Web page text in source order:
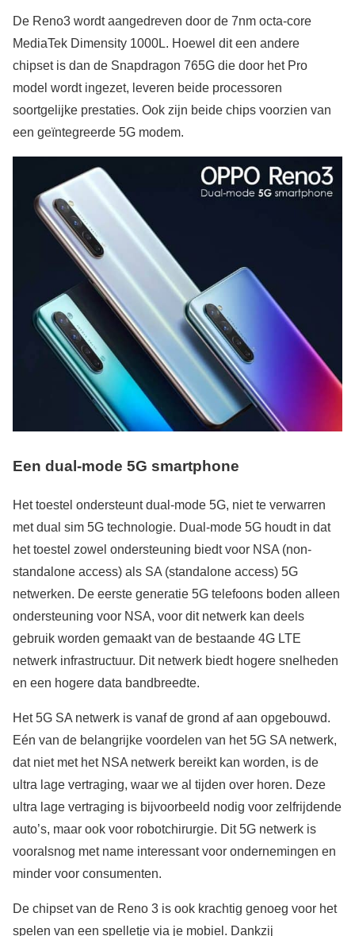
De Reno3 wordt aangedreven door de 7nm octa-core
MediaTek Dimensity 1000L. Hoewel dit een andere
chipset is dan de Snapdragon 765G die door het Pro
model wordt ingezet, leveren beide processoren
soortgelijke prestaties. Ook zijn beide chips voorzien van
een geïntegreerde 5G modem.
Een dual-mode 5G smartphone
Het toestel ondersteunt dual-mode 5G, niet te verwarren
met dual sim 5G technologie. Dual-mode 5G houdt in dat
het toestel zowel ondersteuning biedt voor NSA (non-
standalone access) als SA (standalone access) 5G
netwerken. De eerste generatie 5G telefoons boden alleen
ondersteuning voor NSA, voor dit netwerk kan deels
gebruik worden gemaakt van de bestaande 4G LTE
netwerk infrastructuur. Dit netwerk biedt hogere snelheden
en een hogere data bandbreedte.
Het 5G SA netwerk is vanaf de grond af aan opgebouwd.
Eén van de belangrijke voordelen van het 5G SA netwerk,
dat niet met het NSA netwerk bereikt kan worden, is de
ultra lage vertraging, waar we al tijden over horen. Deze
ultra lage vertraging is bijvoorbeeld nodig voor zelfrijdende
auto’s, maar ook voor robotchirurgie. Dit 5G netwerk is
vooralsnog met name interessant voor ondernemingen en
minder voor consumenten.
De chipset van de Reno 3 is ook krachtig genoeg voor het
spelen van een spelletje via je mobiel. Dankzij